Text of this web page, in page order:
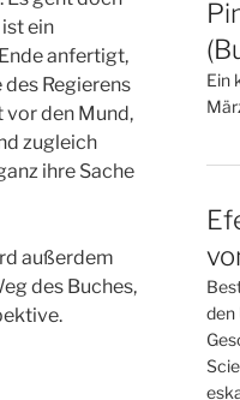
ein
anfertigt,
des Regierens
den Mund,
zugleich
ihre Sache
außerdem
des Buches,
Ein
den